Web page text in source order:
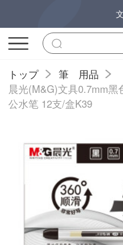
トップ
筆 用品
晨光(M&G)文具0.7mm
公水笔 12支/盒K39